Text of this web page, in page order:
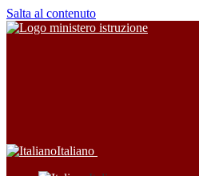
Salta al contenuto
Italiano